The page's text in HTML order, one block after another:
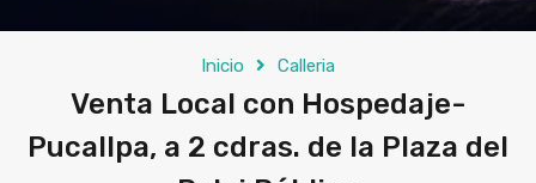
Inicio Calleria
Venta Local con Hospedaje-
Pucallpa, a 2 cdras. de la Plaza del